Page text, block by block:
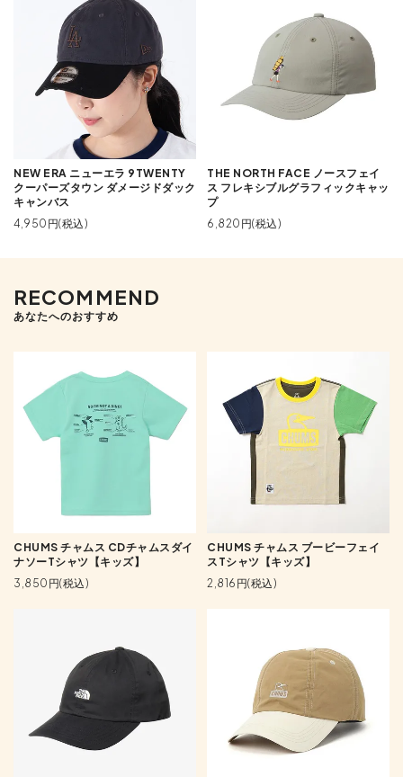
NEW ERA ニューエラ 9TWENTY
クーパーズタウン ダメージドダック
キャンバス
4,950円(税込)
THE NORTH FACE ノースフェイ
ス フレキシブルグラフィックキャッ
プ
6,820円(税込)
RECOMMEND
あなたへのおすすめ
CHUMS チャムス CDチャムスダイ
ナソーTシャツ【キッズ】
3,850円(税込)
CHUMS チャムス ブービーフェイ
スTシャツ【キッズ】
2,816円(税込)